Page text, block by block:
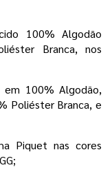
100% Algodão
Branca, nos
em 100% Algodão,
Poliéster Branca, e
Piquet nas cores